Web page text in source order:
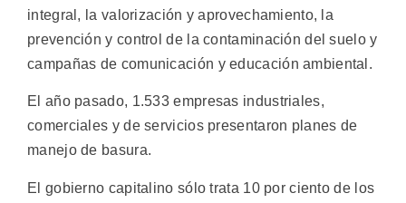
integral, la valorización y aprovechamiento, la
prevención y control de la contaminación del suelo y
campañas de comunicación y educación ambiental.
El año pasado, 1.533 empresas industriales,
comerciales y de servicios presentaron planes de
manejo de basura.
El gobierno capitalino sólo trata 10 por ciento de los